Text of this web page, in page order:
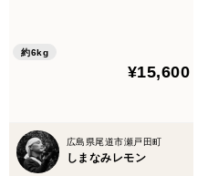
約6kg
¥15,600
広島県尾道市瀬戸田町
しまなみレモン